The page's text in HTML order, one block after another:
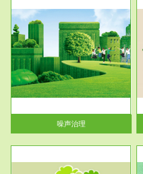
噪声治理
服务范围
废气处理工程